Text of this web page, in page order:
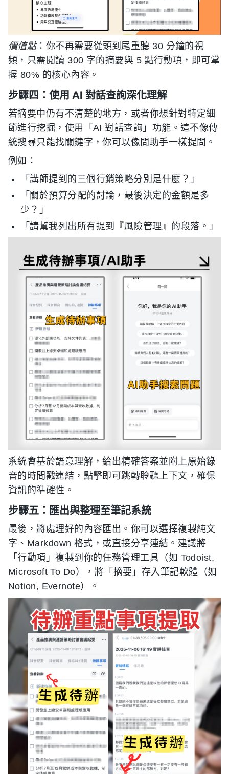
價值點：你不再需要從頭到尾重聽 30 分鐘的視
頻，只需閱讀 300 字的摘要與 5 點行動項，即可掌
握 80% 的核心內容。
步驟四：使用 AI 對話查詢深化理解
若摘要中仍有不清楚的地方，或者你想針對特定細
節進行挖掘，使用「AI 對話查詢」功能。這不像傳
統搜尋只能找關鍵字，你可以像問助手一樣提問。
例如：
「講師提到的三個行銷策略分別是什麼？」
「關於預算分配的討論，最後決定的金額是多
少？」
「請幫我列出所有提到『風險管理』的段落。」
系統會基於語意理解，給出精確答案並附上原始錄
音的時間戳連結，點擊即可跳轉聆聽上下文，確保
資訊的準確性。
步驟五：匯出與整理至筆記系統
最後，將處理好的內容匯出。你可以選擇複製純文
字、Markdown 格式，或直接分享連結。建議將
「行動項」複製到你的任務管理工具（如 Todoist,
Microsoft To Do），將「摘要」存入筆記軟體（如
Notion, Evernote）。